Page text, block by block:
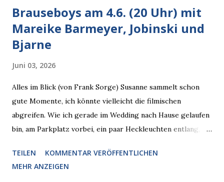
Brauseboys am 4.6. (20 Uhr) mit
Mareike Barmeyer, Jobinski und
Bjarne
Juni 03, 2026
Alles im Blick (von Frank Sorge) Susanne sammelt schon
gute Momente, ich könnte vielleicht die filmischen
abgreifen. Wie ich gerade im Wedding nach Hause gelaufen
bin, am Parkplatz vorbei, ein paar Heckleuchten entlang, als
den Blick kam, mit verlockend frisch leuchtenden
Pizzastücken. Von links pirschte sich eine Krähe an das
TEILEN
KOMMENTAR VERÖFFENTLICHEN
MEHR ANZEIGEN